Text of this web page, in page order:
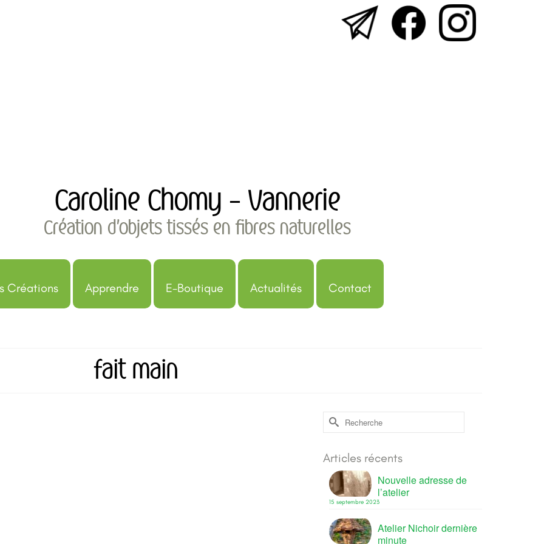
Caroline Chomy - Vannerie
Création d'objets tissés en fibres naturelles
Créations Apprendre E-Boutique Actualités Contact
fait main
Rechercher :
Articles récents
Nouvelle adresse de
l’atelier
15 septembre 2023
Atelier Nichoir dernière
minute